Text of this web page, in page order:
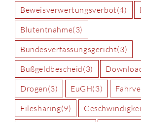
Beweisverwertungsverbot(4)
Blutentnahme(3)
Bundesverfassungsgericht(3)
Bußgeldbescheid(3)
Drogen(3) EuGH(3)
Filesharing(9)